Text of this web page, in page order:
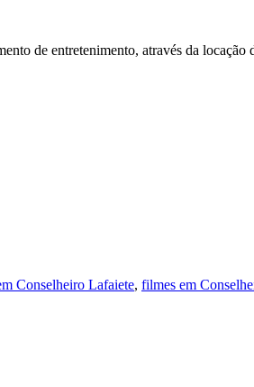
de entretenimento, através da
Conselheiro Lafaiete, filmes em